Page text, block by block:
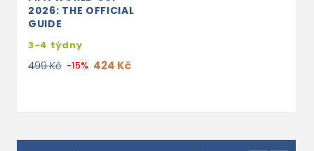
2026: THE OFFICIAL
GUIDE
3-4 týdny
499 Kč -15% 424 Kč